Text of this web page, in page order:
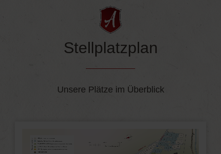
Stellplatzplan
Unsere Plätze im Überblick